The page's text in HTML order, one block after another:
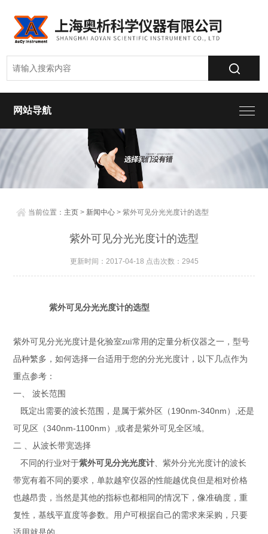
网站导航
当前位置： 主页 > 新闻中心 > 紫外可见分光光度计的选型
紫外可见分光光度计的选型
更新时间：2017-04-18 点击次数：2945
紫外可见分光光度计的选型
紫外可见分光光度计是化验室zui常用的定量分析仪器之一，型号
品种繁多，如何选择一台适用于您的分光光度计，以下几点作为
重点参考：
一、
波长范围
既定出需要的波长范围，是属于紫外区（ 190nm-340nm ） ,还是
可见区（340nm-1100nm ） ,或者是紫外可见全区域。
二 、从波长带宽选择
不同的行业对于紫外可见分光光度计、紫外分光光度计的波长
带宽有着不同的要求，单款越窄仪器的性能越优良但是相对价格
也越昂贵，当然是其他的指标也都相同的情况下，像准确度，重
复性，基线平直度等参数。用户可根据自己的需求来采购，只要